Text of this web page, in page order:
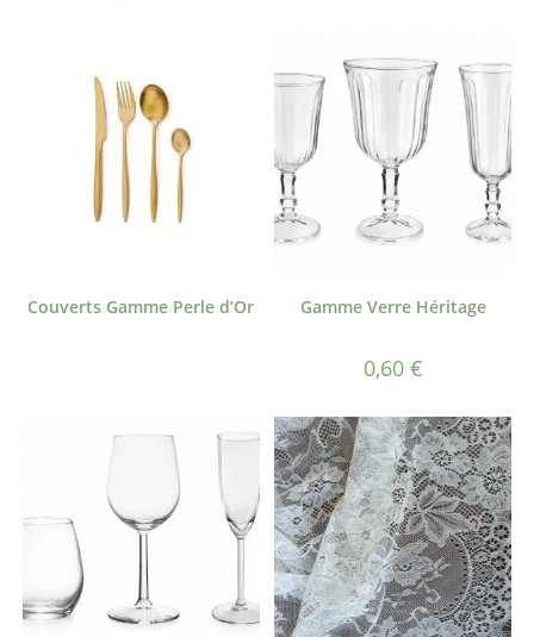
Couverts Gamme Perle d’Or Gamme Verre Héritage
0,60 €